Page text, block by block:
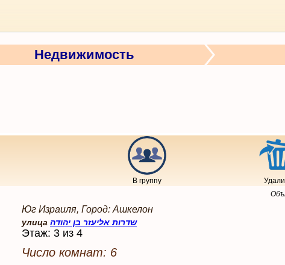
Недвижимость
В группу
Юг Израиля, Город: Ашкелон
улица שדרות אליעזר בן יהודה
Этаж: 3 из 4
Число комнат: 6